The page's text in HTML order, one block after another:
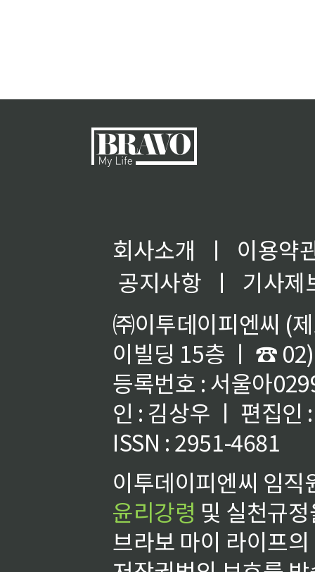
회사소개 ㅣ
이용약
공지사항
ㅣ
기사제
㈜이투데이피엔씨 (
이빌딩 15층 ㅣ ☎
등록번호 : 서울아
인 : 김상우 ㅣ 편집인
ISSN : 2951-4681
이투데이피엔씨 임
윤리강령 및 실천규
브라보 마이 라이프